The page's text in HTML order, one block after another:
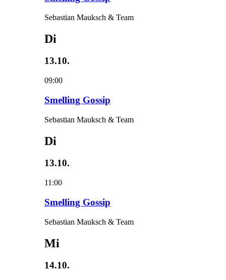
Sebastian Mauksch & Team
Di
13.10.
09:00
Smelling Gossip
Sebastian Mauksch & Team
Di
13.10.
11:00
Smelling Gossip
Sebastian Mauksch & Team
Mi
14.10.